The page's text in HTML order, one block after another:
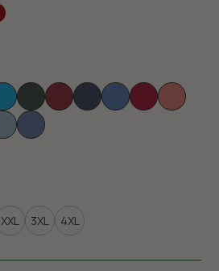
XXL 3XL 4XL